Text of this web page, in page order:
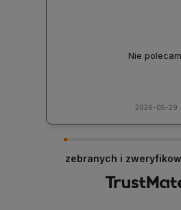
Nie
2026-05-29
zebranych i